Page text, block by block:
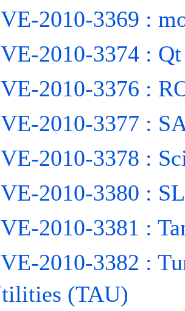
2010-3369 :
2010-3374 :
2010-3376 :
2010-3377 :
2010-3378 :
2010-3380 :
2010-3381 :
2010-3382 :
(TAU)